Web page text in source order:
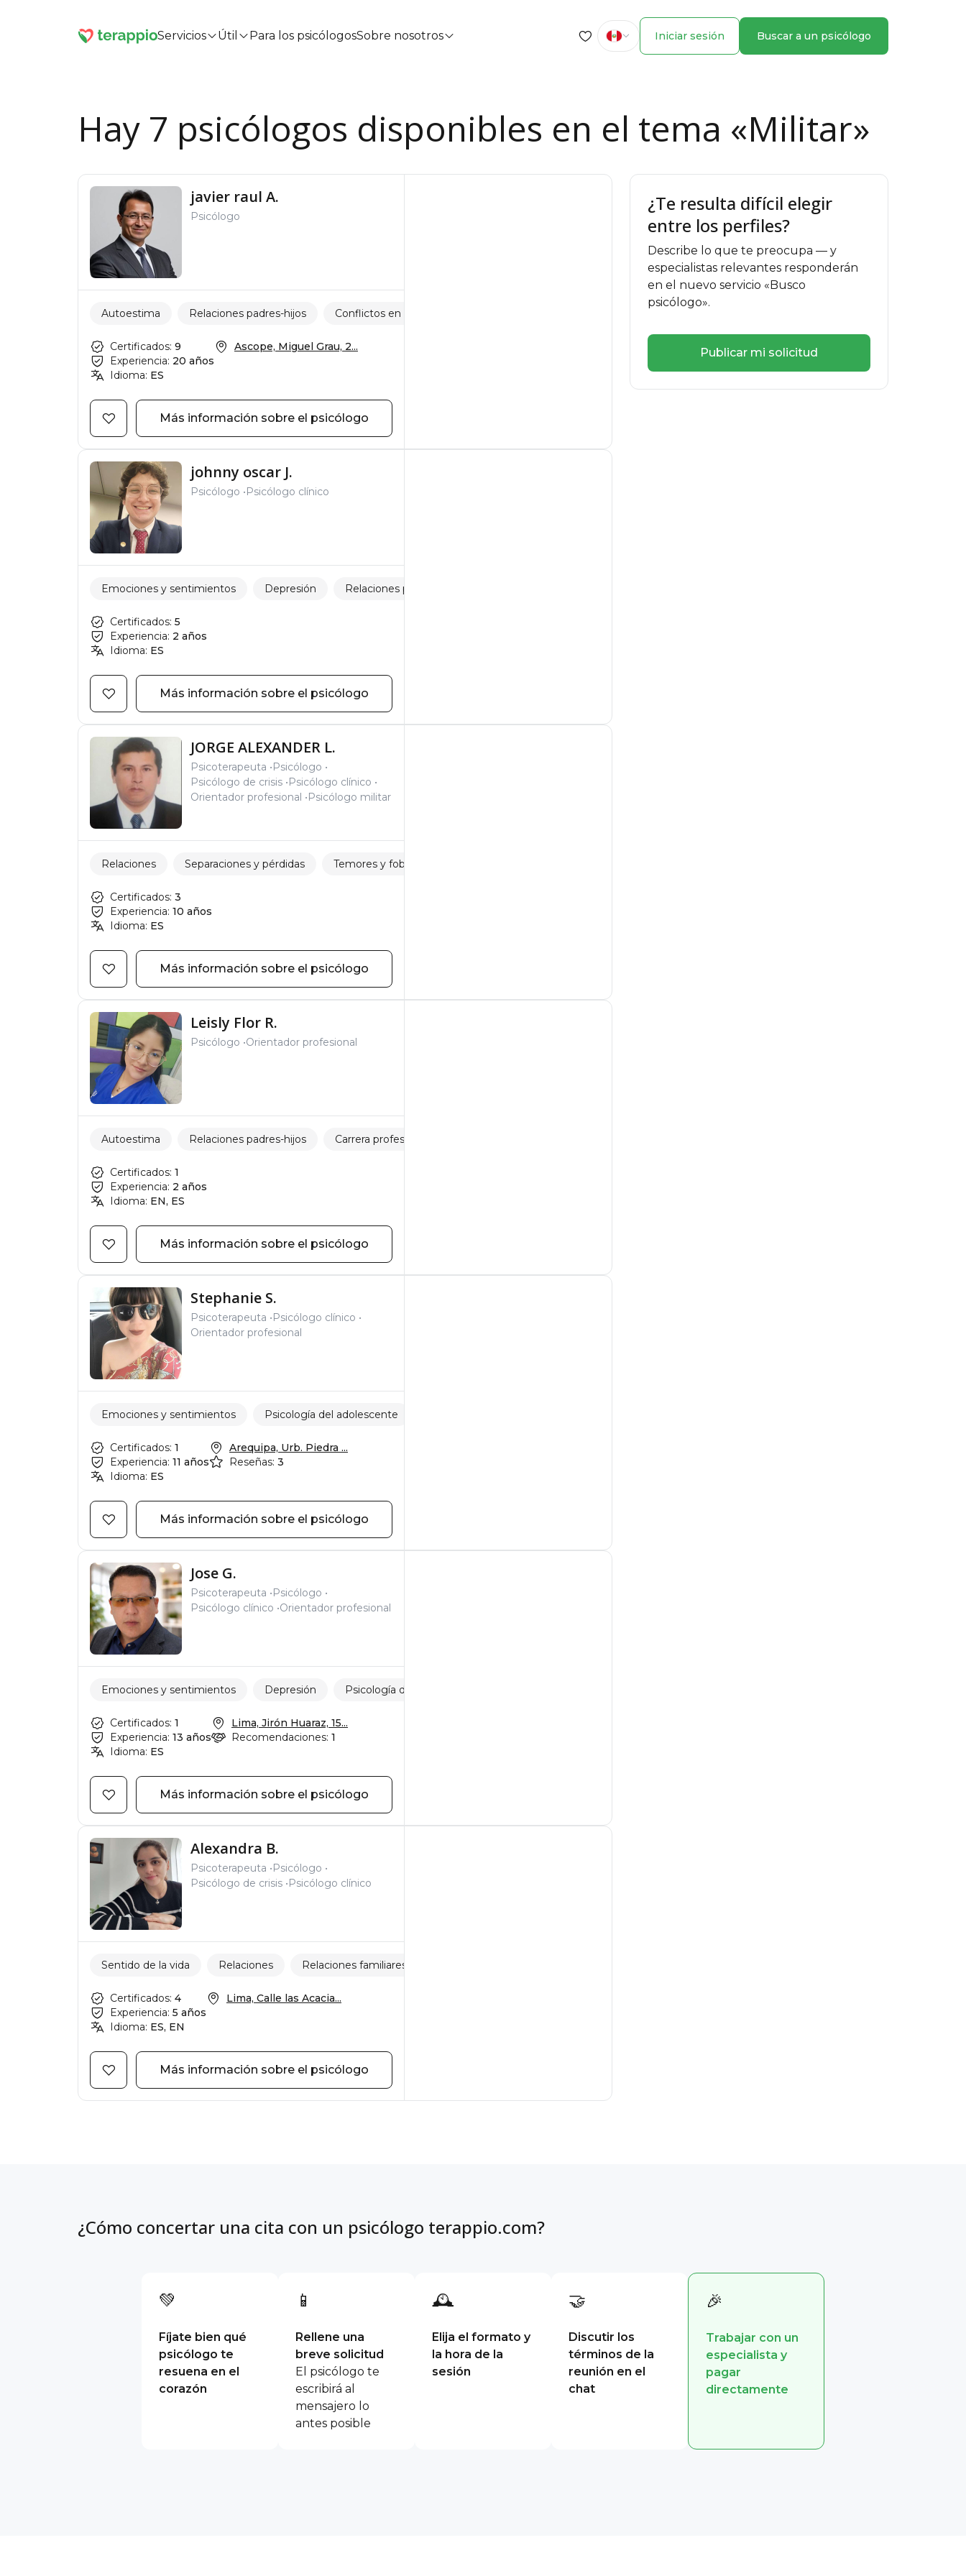
Servicios Útil Para los psicólogosSobre nosotros Iniciar sesión Buscar a un psicólogo
Hay 7 psicólogos disponibles en el tema «Militar»
javier raul A.
Psicólogo
Autoestima Relaciones padres-hijos Conflictos en el trabajo
Certificados: 9
Experiencia: 20 años
Idioma: ES
Ascope, Miguel Grau, 2...
Más información sobre el psicólogo
johnny oscar J.
Psicólogo Psicólogo clínico
Emociones y sentimientos Depresión Relaciones padres-hijos
Certificados: 5
Experiencia: 2 años
Idioma: ES
Más información sobre el psicólogo
JORGE ALEXANDER L.
Psicoterapeuta
Psicólogo
Psicólogo de crisis Psicólogo clínico
Orientador profesional
Psicólogo militar
Relaciones Separaciones y pérdidas Temores y fobias
Certificados: 3
Experiencia: 10 años
Idioma: ES
Más información sobre el psicólogo
Leisly Flor R.
Psicólogo Orientador profesional
Autoestima Relaciones padres-hijos Carrera profesional
Certificados: 1
Experiencia: 2 años
Idioma: EN, ES
Más información sobre el psicólogo
Stephanie S.
Psicoterapeuta
Psicólogo clínico
Orientador profesional
Emociones y sentimientos Psicología del adolescente
Certificados: 1
Experiencia: 11 años
Idioma: ES
Arequipa, Urb. Piedra ...
Reseñas: 3
Más información sobre el psicólogo
Jose G.
Psicoterapeuta
Psicólogo
Psicólogo clínico Orientador profesional
Emociones y sentimientos Depresión Psicología del adolescente
Certificados: 1
Experiencia: 13 años
Idioma: ES
Lima, Jirón Huaraz, 15...
Recomendaciones: 1
Más información sobre el psicólogo
Alexandra B.
Psicoterapeuta
Psicólogo
Psicólogo de crisis Psicólogo clínico
Sentido de la vida Relaciones Relaciones familiares
Certificados: 4
Experiencia: 5 años
Idioma: ES, EN
Lima, Calle las Acacia...
Más información sobre el psicólogo
¿Te resulta difícil elegir
entre los perfiles?
Describe lo que te preocupa — y
especialistas relevantes responderán
en el nuevo servicio «Busco
psicólogo».
Publicar mi solicitud
¿Cómo concertar una cita con un psicólogo terappio.com?
💚
Fíjate bien qué
psicólogo te
resuena en el
corazón
📱
Rellene una
breve solicitud
El psicólogo te
escribirá al
mensajero lo
antes posible
🕰
Elija el formato y
la hora de la
sesión
🤝
Discutir los
términos de la
reunión en el
chat
🎉
Trabajar con un
especialista y
pagar
directamente